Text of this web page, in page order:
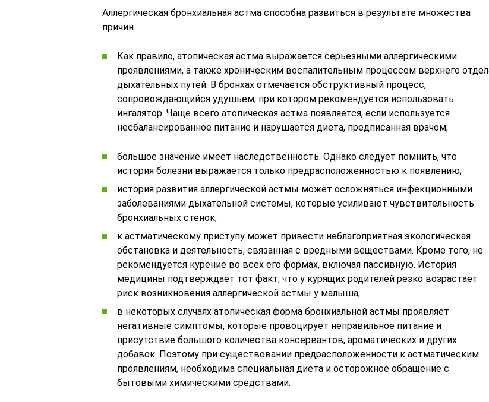
Аллергическая бронхиальная астма способна развиться в результате множества
причин.
Как правило, атопическая астма выражается серьезными аллергическими
проявлениями, а также хроническим воспалительным процессом верхнего
дыхательных путей. В бронхах отмечается обструктивный процесс,
сопровождающийся удушьем, при котором рекомендуется использовать
ингалятор. Чаще всего атопическая астма появляется, если используется
несбалансированное питание и нарушается диета, предписанная врачом;
большое значение имеет наследственность. Однако следует помнить, что
история болезни выражается только предрасположенностью к появлению;
история развития аллергической астмы может осложняться инфекционными
заболеваниями дыхательной системы, которые усиливают чувствительность
бронхиальных стенок;
к астматическому приступу может привести неблагоприятная экологическая
обстановка и деятельность, связанная с вредными веществами. Кроме того, не
рекомендуется курение во всех его формах, включая пассивную. История
медицины подтверждает тот факт, что у курящих родителей резко возрастает
риск возникновения аллергической астмы у малыша;
в некоторых случаях атопическая форма бронхиальной астмы проявляет
негативные симптомы, которые провоцирует неправильное питание и
присутствие большого количества консервантов, ароматических и других
добавок. Поэтому при существовании предрасположенности к астматическим
проявлениям, необходима специальная диета и осторожное обращение с
бытовыми химическими средствами.